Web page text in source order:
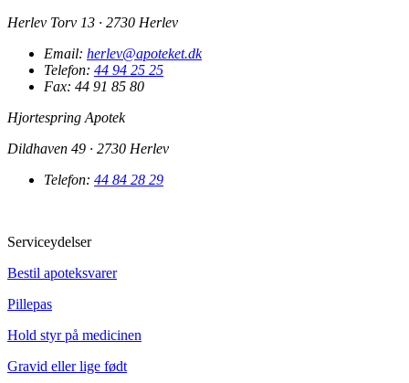
Herlev Torv 13 · 2730 Herlev
Email: herlev@apoteket.dk
Telefon: 44 94 25 25
Fax: 44 91 85 80
Hjortespring Apotek
Dildhaven 49 · 2730 Herlev
Telefon: 44 84 28 29
Serviceydelser
Bestil apoteksvarer
Pillepas
Hold styr på medicinen
Gravid eller lige født